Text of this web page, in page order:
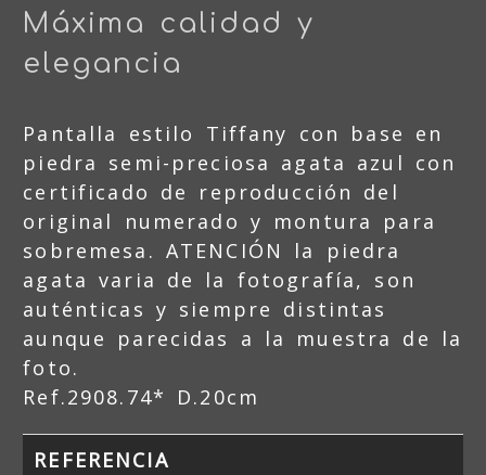
Máxima calidad y
elegancia
Pantalla estilo Tiffany con base en
piedra semi-preciosa agata azul con
certificado de reproducción del
original numerado y montura para
sobremesa. ATENCIÓN la piedra
agata varia de la fotografía, son
auténticas y siempre distintas
aunque parecidas a la muestra de la
foto.
Ref.2908.74* D.20cm
REFERENCIA